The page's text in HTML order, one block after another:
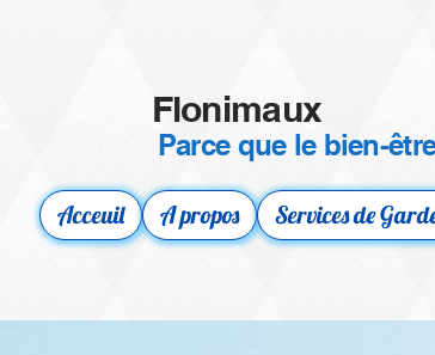
Flonimaux
Parce que le bien-
Acceuil A propos Services de